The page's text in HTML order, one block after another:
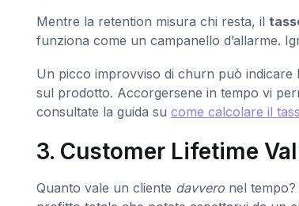
Mentre la retention misura chi resta, il
funziona come un campanello d’allarme.
Un picco improvviso di churn può
sul prodotto. Accorgersene in tempo vi
consultate la guida su come calcolare il
3. Customer Lifetime
Quanto vale un cliente davveronel tempo?